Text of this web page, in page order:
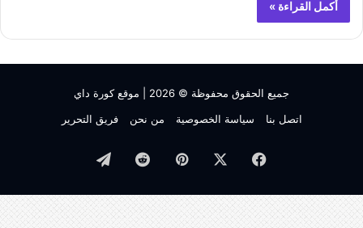
أكمل القراءة »
جميع الحقوق محفوظة © 2026 |
موقع كورة داي
اتصل بنا
سياسة الخصوصية من نحن فريق التحرير
فيسبوك بينتيريست تيلقرام